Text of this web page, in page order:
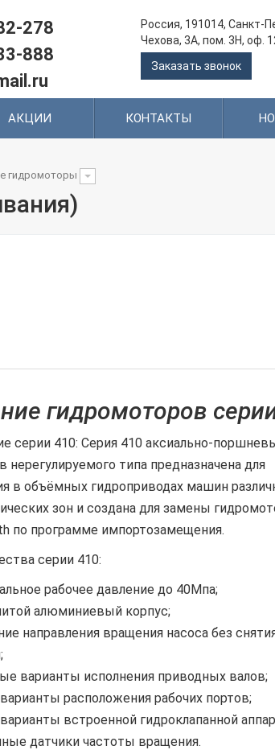
278
888
Россия, 191014, Санкт-
Чехова, 3А, пом. 3Н, оф.
Заказать звонок
АКЦИИ КОНТАКТЫ
гидромоторы
гидромоторов
серии 410: Серия 410 аксиально-
нерегулируемого типа предназначена для
в объёмных гидроприводах машин
зон и создана для замены
по программе импортозамещения.
серии 410:
рабочее давление до 40Мпа;
алюминиевый корпус;
направления вращения насоса без
варианты исполнения приводных валов;
расположения рабочих портов;
встроенной гидроклапанной
датчики частоты вращения.